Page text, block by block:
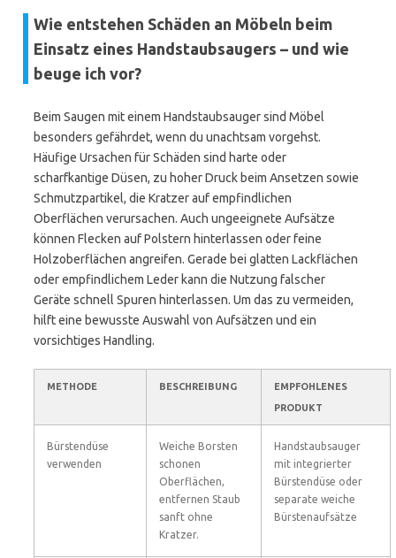
Wie entstehen Schäden an Möbeln beim
Einsatz eines Handstaubsaugers – und wie
beuge ich vor?
Beim Saugen mit einem Handstaubsauger sind Möbel
besonders gefährdet, wenn du unachtsam vorgehst.
Häufige Ursachen für Schäden sind harte oder
scharfkantige Düsen, zu hoher Druck beim Ansetzen sowie
Schmutzpartikel, die Kratzer auf empfindlichen
Oberflächen verursachen. Auch ungeeignete Aufsätze
können Flecken auf Polstern hinterlassen oder feine
Holzoberflächen angreifen. Gerade bei glatten Lackflächen
oder empfindlichem Leder kann die Nutzung falscher
Geräte schnell Spuren hinterlassen. Um das zu vermeiden,
hilft eine bewusste Auswahl von Aufsätzen und ein
vorsichtiges Handling.
METHODE BESCHREIBUNG
EMPFOHLENES
PRODUKT
Bürstendüse
verwenden
Weiche Borsten
schonen
Oberflächen,
entfernen Staub
sanft ohne
Kratzer.
Handstaubsauger
mit integrierter
Bürstendüse oder
separate weiche
Bürstenaufsätze